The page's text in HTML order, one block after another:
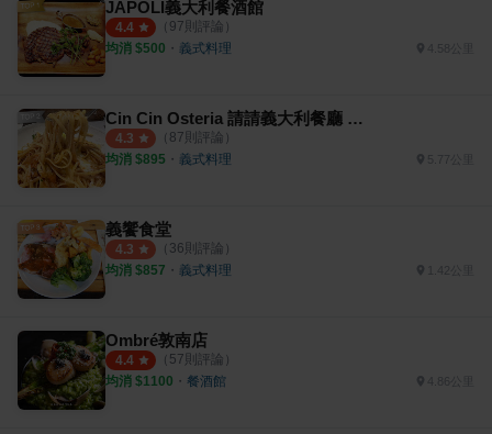
JAPOLI義大利餐酒館
4.4 （ 97則評論）
均消 $500 ・ 義式料理 4.58公里
Cin Cin Osteria 請請義大利餐廳 慶城店
4.3 （ 87則評論）
均消 $895 ・ 義式料理 5.77公里
義饗食堂
4.3 （ 36則評論）
均消 $857 ・ 義式料理 1.42公里
Ombré敦南店
4.4 （ 57則評論）
均消 $1100 ・ 餐酒館 4.86公里